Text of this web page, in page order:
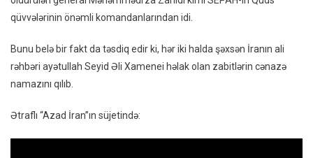
qüvvələrinin önəmli komandanlarından idi.
Bunu belə bir fakt da təsdiq edir ki, hər iki halda şəxsən İranın ali
rəhbəri ayətullah Seyid Əli Xamenei həlak olan zabitlərin cənazə
namazını qılıb.
Ətraflı “Azad İran”ın süjetində: